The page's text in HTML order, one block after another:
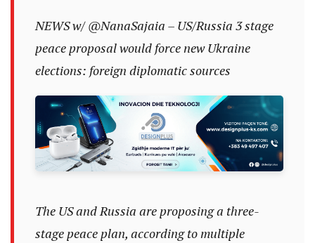
NEWS w/@NanaSajaia – US/Russia 3 stage
peace proposal would force new Ukraine
elections: foreign diplomatic sources
The US and Russia are proposing a three-
stage peace plan, according to multiple